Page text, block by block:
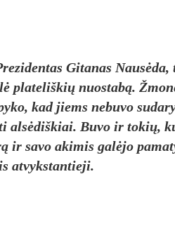
Gi­ta­nas
pla­te­liš­kių nuo­stabą.
kad jiems ne­bu­vo
alsė­diš­kiai. Bu­vo ir to­kių,
ir sa­vo aki­mis galė­jo
at­vyks­tan­tie­ji.